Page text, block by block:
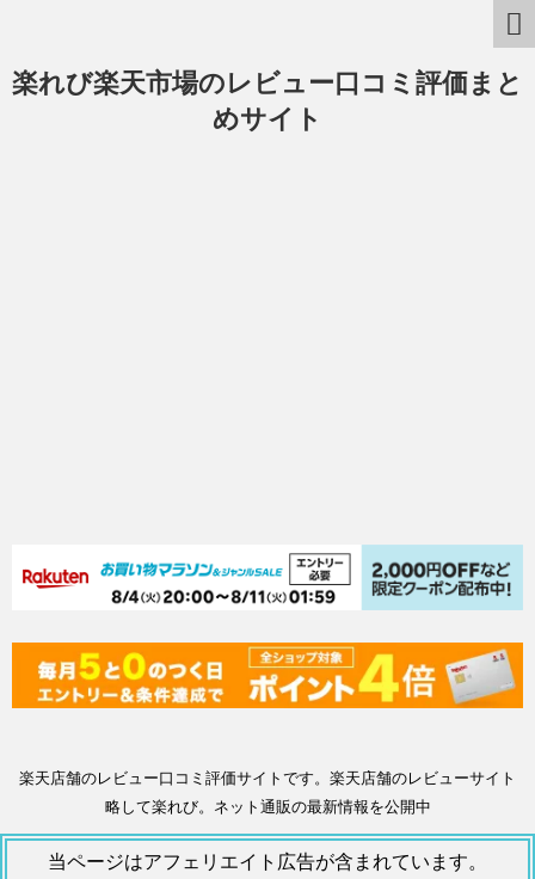
楽れび楽天市場のレビュー口コミ評価まと
めサイト
楽天店舗のレビュー口コミ評価サイトです。楽天店舗のレビューサイト
略して楽れび。ネット通販の最新情報を公開中
当ページはアフェリエイト広告が含まれています。